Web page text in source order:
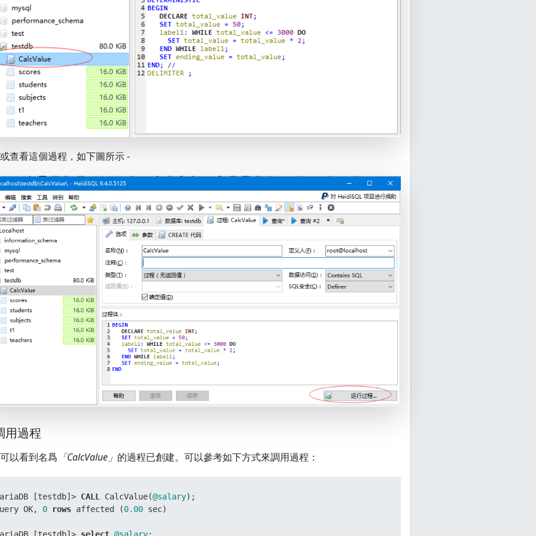
查看這個過程，如下圖所示 -
用過程
以看到名爲 「CalcValue」 的過程已創建。可以參考如下方式來調用過程：
[testdb] > CALL CalcValue(@salary);
OK, 0 rows affected (0.00 sec)